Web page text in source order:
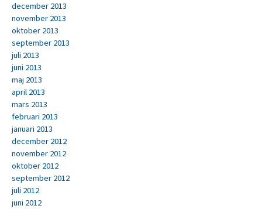
december 2013
november 2013
oktober 2013
september 2013
juli 2013
juni 2013
maj 2013
april 2013
mars 2013
februari 2013
januari 2013
december 2012
november 2012
oktober 2012
september 2012
juli 2012
juni 2012